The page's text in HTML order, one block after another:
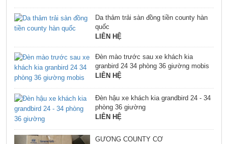
Da thảm trải sàn đồng tiền county hàn
quốc
LIÊN HỆ
Đèn mào trước sau xe khách kia
granbird 24 34 phòng 36 giường mobis
LIÊN HỆ
Đèn hậu xe khách kia grandbird 24 - 34
phòng 36 giường
LIÊN HỆ
GƯƠNG COUNTY CƠ